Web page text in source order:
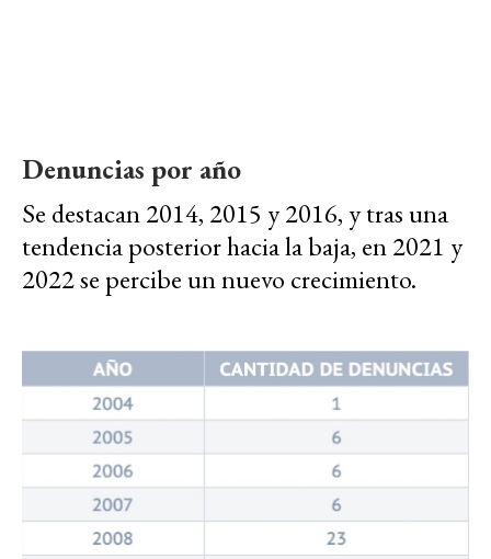
Denuncias por año
Se destacan 2014, 2015 y 2016, y tras una
tendencia posterior hacia la baja, en 2021 y
2022 se percibe un nuevo crecimiento.